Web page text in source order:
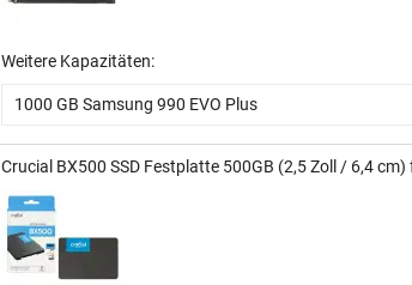
Weitere Kapazitäten:
1000 GB Samsung 990 EVO Plus
Crucial BX500 SSD Festplatte 500GB (2,5 Zoll / 6,4